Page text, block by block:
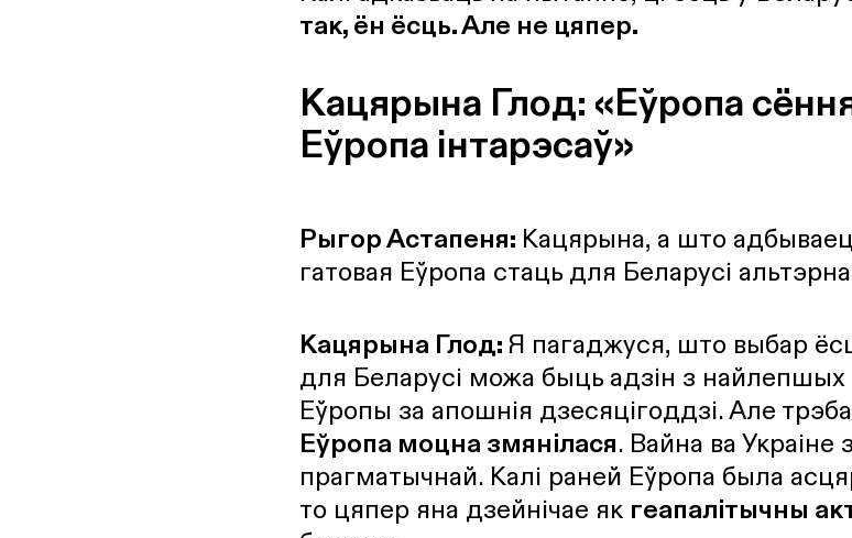
так, ён ёсць. Але не цяпер.
Кацярына Глод: «Еўропа
Еўропа інтарэсаў»
Рыгор Астапеня: Кацярына, а што
гатовая Еўропа стаць для Беларусі
Кацярына Глод: Я пагаджуся, што выбар
для Беларусі можа быць адзін з найлепшых
Еўропы за апошнія дзесяцігоддзі. Але
Еўропа моцна змянілася. Вайна ва Украіне
прагматычнай. Калі раней Еўропа была
то цяпер яна дзейнічае як геапалітычны